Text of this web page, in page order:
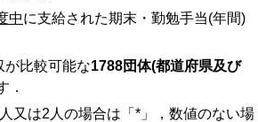
中に支給された期末・勤勉手当(年間)
が比較可能な1788団体(都道府県及び
．
又は2人の場合は「*」，数値のない場